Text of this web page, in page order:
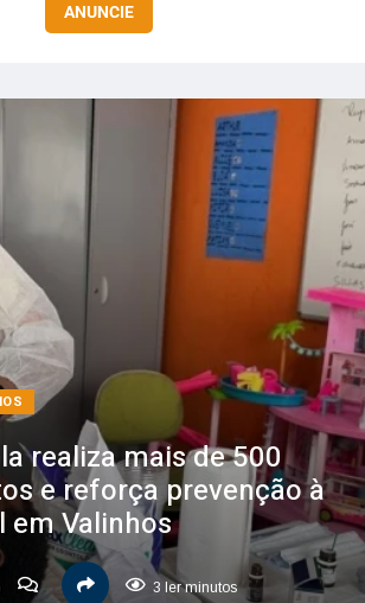
ANUNCIE
realiza mais de 500
e reforça prevenção à
em Valinhos
3 ler minutos